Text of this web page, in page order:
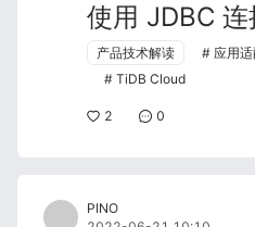
使用 JDBC
产品技术解读 应用
TiDB Cloud
2 0
PINO